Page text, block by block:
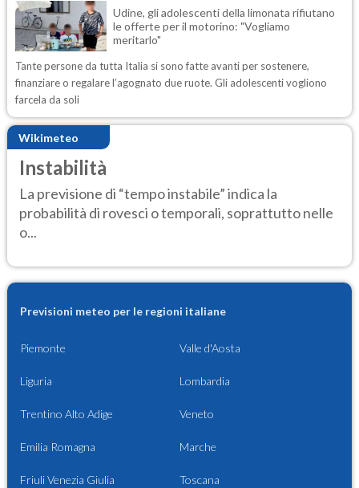
Udine, gli adolescenti della limonata rifiutano
le offerte per il motorino: "Vogliamo
meritarlo"
Tante persone da tutta Italia si sono fatte avanti per sostenere,
finanziare o regalare l’agognato due ruote. Gli adolescenti vogliono
farcela da soli
Wikimeteo
Instabilità
La previsione di “tempo instabile” indica la
probabilità di rovesci o temporali, soprattutto nelle
o...
Previsioni meteo per le regioni italiane
Piemonte Valle d'Aosta
Liguria Lombardia
Trentino Alto Adige Veneto
Emilia Romagna Marche
Friuli Venezia Giulia Toscana